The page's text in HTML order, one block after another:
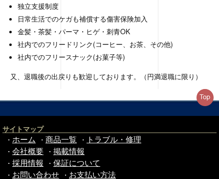
独立支援制度
日常生活でのケガも補償する傷害保険加入
金髪・茶髪・パーマ・ヒゲ・刺青OK
社内でのフリードリンク(コーヒー、お茶、その他)
社内でのフリースナック(お菓子等)
又、退職後の出戻りも歓迎しております。（円満退職に限り）
サイトマップ
・ ホーム ・ 商品一覧 ・ トラブル・修理
・ 会社概要 ・ 掲載情報
・ 採用情報 ・ 保証について
・ お問い合わせ ・ お支払い方法